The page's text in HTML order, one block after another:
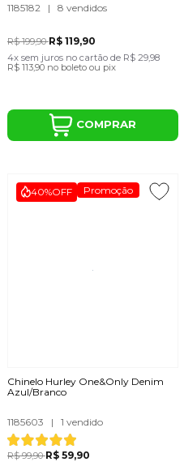
1185182 | 8 vendidos
R$ 199,90R$ 119,90
4x sem juros no cartãode R$ 29,98
R$ 113,90 no boleto ou pix
COMPRAR
40%OFF Promoção
Chinelo Hurley One&Only Denim
Azul/Branco
1185603 | 1 vendido
R$ 99,90R$ 59,90